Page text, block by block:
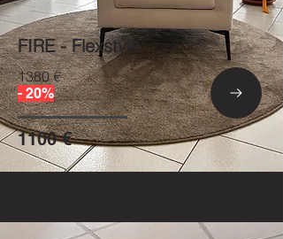
FIRE - Flexstyle
1380 €
- 20%
1100 €